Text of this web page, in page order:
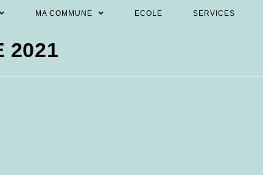
MA COMMUNE ECOLE SERVICES
2021